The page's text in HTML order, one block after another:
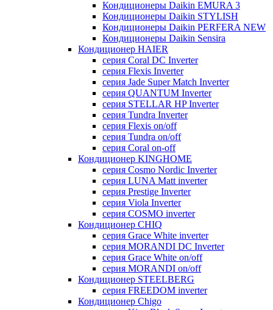
Кондиционеры Daikin EMURA 3
Кондиционеры Daikin STYLISH
Кондиционеры Daikin PERFERA NEW
Кондиционеры Daikin Sensira
Кондиционер HAIER
серия Coral DC Inverter
серия Flexis Inverter
серия Jade Super Match Inverter
серия QUANTUM Inverter
серия STELLAR HP Inverter
серия Tundra Inverter
серия Flexis on/off
серия Tundra on/off
серия Coral on-off
Кондиционер KINGHOME
серия Cosmo Nordic Inverter
серия LUNA Matt inverter
серия Prestige Inverter
серия Viola Inverter
серия COSMO inverter
Кондиционер CHIQ
серия Grace White inverter
серия MORANDI DC Inverter
серия Grace White on/off
серия MORANDI on/off
Кондиционер STEELBERG
серия FREEDOM inverter
Кондиционер Chigo